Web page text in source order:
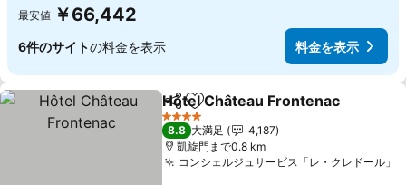
最安値 ￥66,442
6件のサイトの料金を表示 料金を表示
シェアお気に入りに追加
Hôtel Château Frontenac
4 ホテルのランク
8.8 大満足
4,187
凱旋門まで0.8 km
コンシェルジュサービス「レ・クレドール」